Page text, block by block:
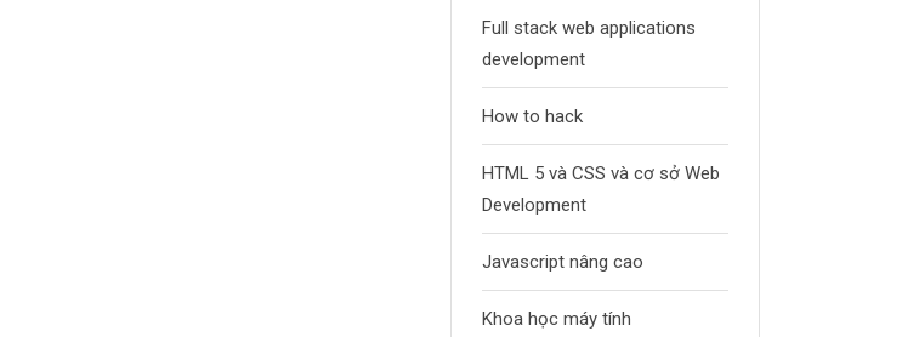
Full stack web applications
development
How to hack
HTML 5 và CSS và cơ sở Web
Development
Javascript nâng cao
Khoa học máy tính